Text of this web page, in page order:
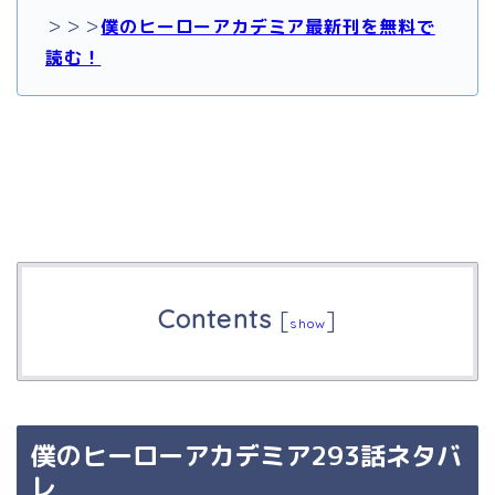
＞＞＞僕のヒーローアカデミア最新刊を無料で
読む！
Contents [show]
僕のヒーローアカデミア293話ネタバ
レ